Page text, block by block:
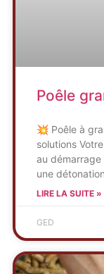
Poêle
💥 Poêle à
solutions
au démarrage
une
LIRE LA SUITE »
GED